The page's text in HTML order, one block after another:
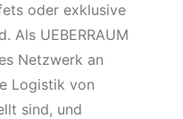
oder exklusive
Als UEBERRAUM
Netzwerk an
Logistik von
sind, und